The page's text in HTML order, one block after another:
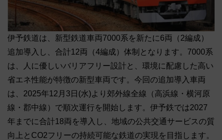
伊予鉄道は、新型鉄道車両7000系を新たに6両（2編成）
追加導入し、合計12両（4編成）体制となります。7000系
は、人に優しいバリアフリー設計と、環境に配慮した高い
省エネ性能が特徴の新型車両です。今回の追加導入車両
は、2025年12月3日(水)より郊外線全線（高浜線・横河原
線・郡中線）で順次運行を開始します。伊予鉄では2027
年までに合計18両を導入し、地域の公共交通サービスの質
向上とCO2フリーの持続可能な鉄道の実現を目指します。